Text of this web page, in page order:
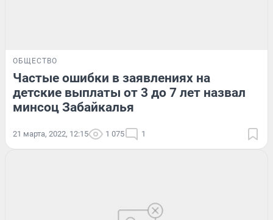
ОБЩЕСТВО
Частые ошибки в заявлениях на
детские выплаты от 3 до 7 лет назвал
минсоц Забайкалья
21 марта, 2022, 12:15 1 075 1